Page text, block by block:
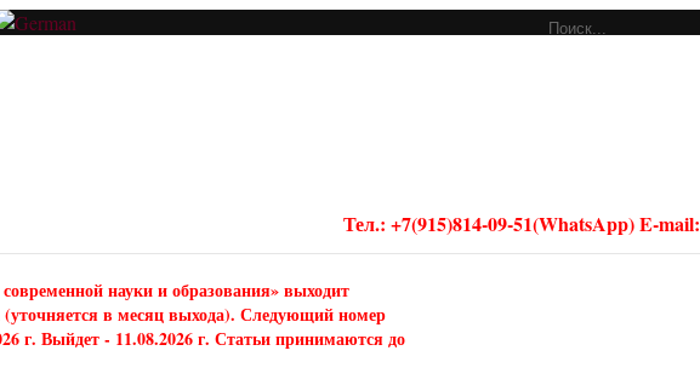
Тел.: +7(915)814-09-51(WhatsApp) E-mail:
науки и образования» выходит
(уточняется в месяц выхода). Следующий номер
г. Выйдет - 11.08.2026 г. Статьи принимаются до